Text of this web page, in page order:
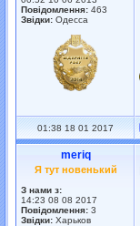
Повідомлення: 463
Звідки: Одесса
01:38 18 01 2017
meriq
Я тут новенький
З нами з:
14:23 08 08 2017
Повідомлення: 3
Звідки: Харьков